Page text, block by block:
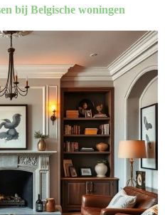
bij Belgische woningen